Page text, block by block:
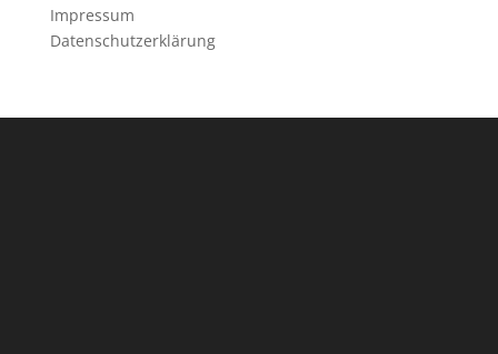
Impressum
Datenschutzerklärung